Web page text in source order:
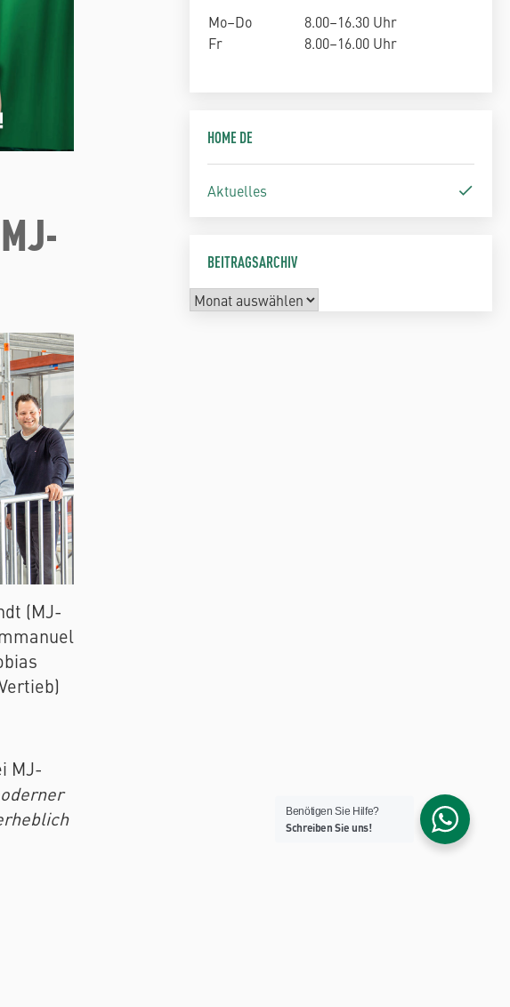
(MJ-
MJ-
Mo–Do
8.00–16.30 Uhr
Fr
8.00–16.00 Uhr
HOME DE
Aktuelles
BEITRAGSARCHIV
Benötigen Sie Hilfe?
Schreiben Sie uns!